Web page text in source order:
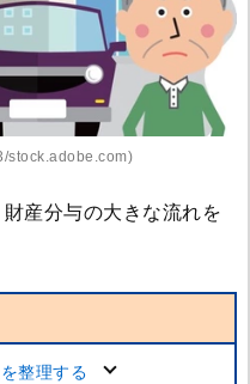
stock.adobe.com)
産分与の大きな流れを
整理する